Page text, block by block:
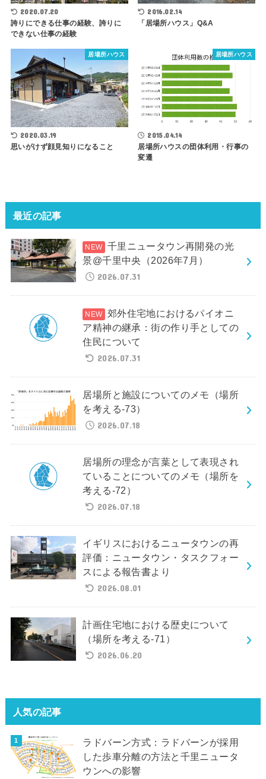
2020.07.20
誇りにできる仕事の経験、誇りに
できない仕事の経験
2016.02.14
「居場所ハウス」Q&A
居場所ハウス
2020.03.19
思いがけず顔見知りになること
居場所ハウス
2015.04.14
居場所ハウスの団体利用・行事の
変遷
最近の記事
千里ニュータウン再開発の光
景@千里中央（2026年7月）
2026.07.31
郊外住宅地におけるパイオニ
ア精神の継承：街の作り手としての
住民について
2026.07.31
居場所と施設についてのメモ（場所
を考える-73）
2026.07.18
居場所の理念が言葉として表現され
ていることについてのメモ（場所を
考える-72）
2026.07.18
イギリスにおけるニュータウンの再
評価：ニュータウン・タスクフォー
スによる報告書より
2026.08.01
計画住宅地における歴史について
（場所を考える-71）
2026.06.20
人気の記事
ラドバーン方式：ラドバーンが採用
した歩車分離の方法と千里ニュータ
ウンへの影響